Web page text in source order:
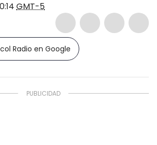
GMT-5
Radio en Google